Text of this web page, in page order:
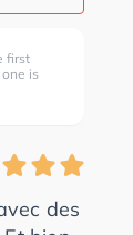
first
is
des